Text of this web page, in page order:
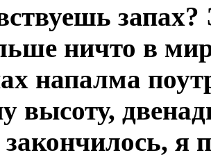
ничто в
напалма
высоту,
закончилось, я